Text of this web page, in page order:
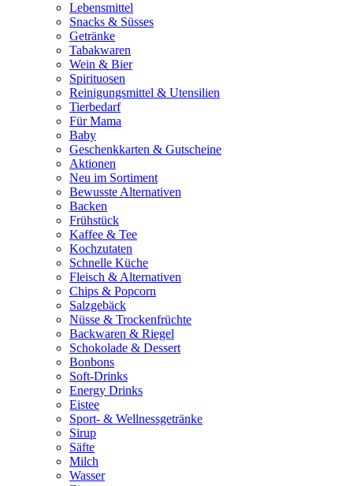
Lebensmittel
Snacks & Süsses
Getränke
Tabakwaren
Wein & Bier
Spirituosen
Reinigungsmittel & Utensilien
Tierbedarf
Für Mama
Baby
Geschenkkarten & Gutscheine
Aktionen
Neu im Sortiment
Bewusste Alternativen
Backen
Frühstück
Kaffee & Tee
Kochzutaten
Schnelle Küche
Fleisch & Alternativen
Chips & Popcorn
Salzgebäck
Nüsse & Trockenfrüchte
Backwaren & Riegel
Schokolade & Dessert
Bonbons
Soft-Drinks
Energy Drinks
Eistee
Sport- & Wellnessgetränke
Sirup
Säfte
Milch
Wasser